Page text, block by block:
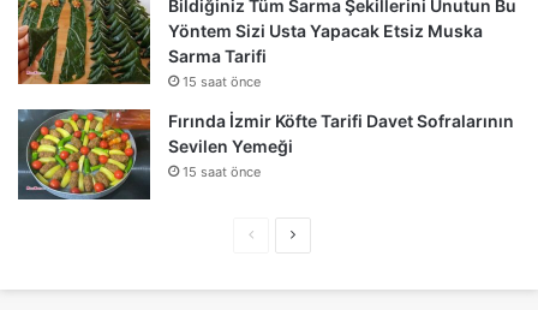
Bildiğiniz Tüm Sarma Şekillerini Unutun Bu
Yöntem Sizi Usta Yapacak Etsiz Muska
Sarma Tarifi
15 saat önce
Fırında İzmir Köfte Tarifi Davet Sofralarının
Sevilen Yemeği
15 saat önce
ÖncekiSonraki